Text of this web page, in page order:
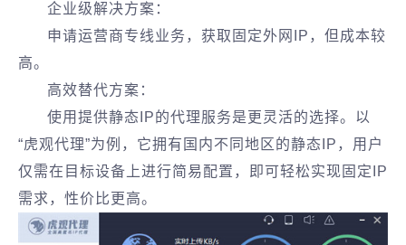
企业级解决方案：
申请运营商专线业务，获取固定外网IP，但成本较
高。
高效替代方案：
使用提供静态IP的代理服务是更灵活的选择。以
“虎观代理”为例，它拥有国内不同地区的静态IP，用户
仅需在目标设备上进行简易配置，即可轻松实现固定IP
需求，性价比更高。